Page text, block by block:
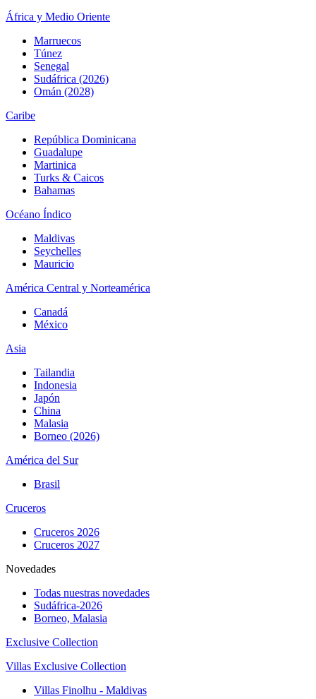
África y Medio Oriente
Marruecos
Túnez
Senegal
Sudáfrica (2026)
Omán (2028)
Caribe
República Dominicana
Guadalupe
Martinica
Turks & Caicos
Bahamas
Océano Índico
Maldivas
Seychelles
Mauricio
América Central y Norteamérica
Canadá
México
Asia
Tailandia
Indonesia
Japón
China
Malasia
Borneo (2026)
América del Sur
Brasil
Cruceros
Cruceros 2026
Cruceros 2027
Novedades
Todas nuestras novedades
Sudáfrica-2026
Borneo, Malasia
Exclusive Collection
Villas Exclusive Collection
Villas Finolhu - Maldivas